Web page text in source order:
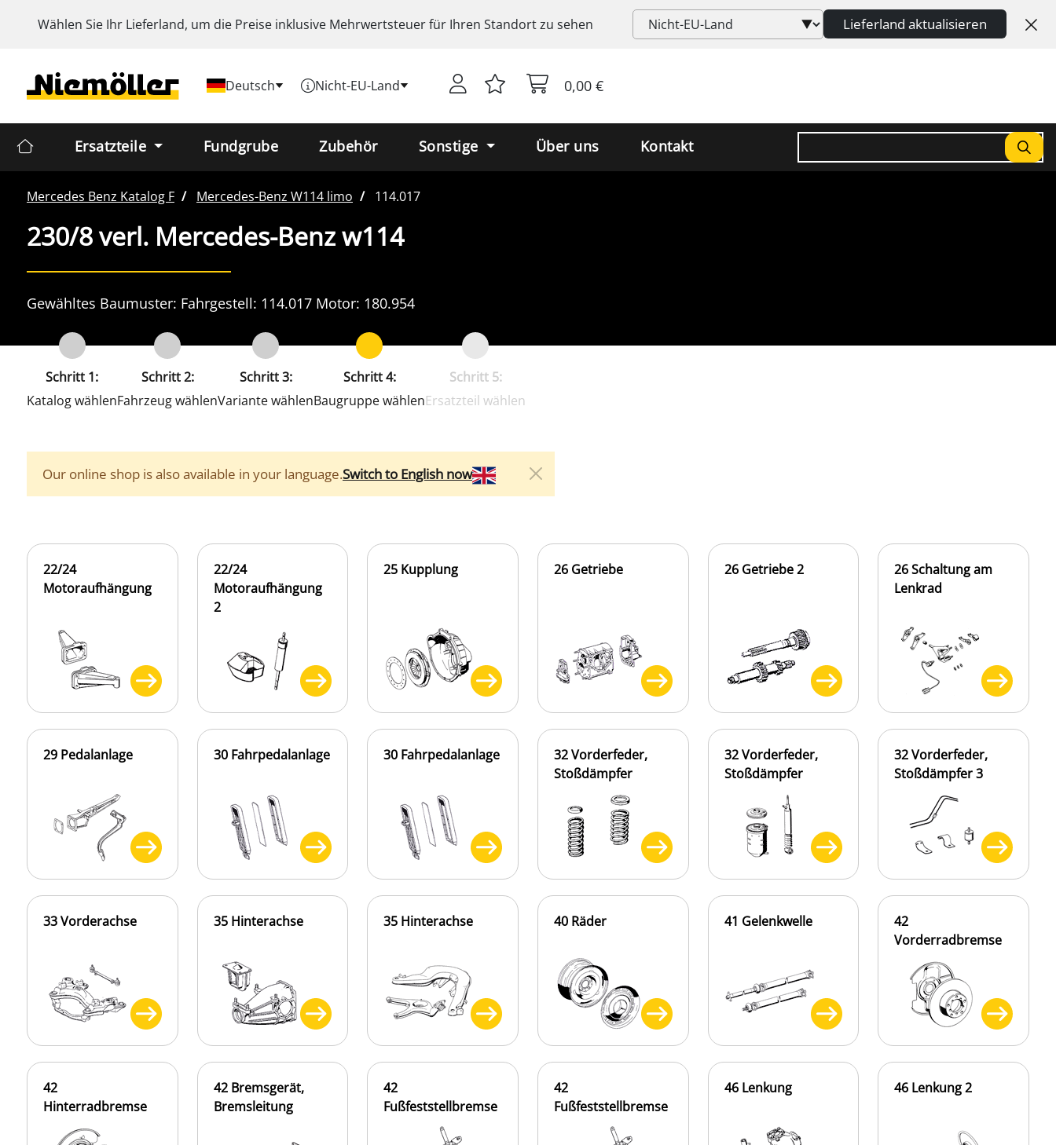
Wählen Sie Ihr Lieferland, um die Preise inklusive Mehrwertsteuerfür Ihren Standort zu sehen Lieferland aktualisieren
Deutsch Nicht-EU-Land 0,00 €
Ersatzteile Fundgrube Zubehör Sonstige Über uns Kontakt
Mercedes Benz Katalog F Mercedes-Benz W114 limo 114.017
230/8 verl. Mercedes-Benz w114
Gewähltes Baumuster: Fahrgestell: 114.017 Motor: 180.954
Schritt 1:
Katalog wählen
Schritt 2:
Fahrzeug wählen
Schritt 3:
Variante wählen
Schritt 4:
Baugruppe wählen
Schritt 5:
Ersatzteil wählen
Our online shop is also available in your language.Switch to English now
22/24
Motoraufhängung
22/24
Motoraufhängung
2
25 Kupplung 26 Getriebe 26 Getriebe 2
26 Schaltung am
Lenkrad
29 Pedalanlage 30 Fahrpedalanlage 30 Fahrpedalanlage
32 Vorderfeder,
Stoßdämpfer
32 Vorderfeder,
Stoßdämpfer
32 Vorderfeder,
Stoßdämpfer 3
33 Vorderachse 35 Hinterachse 35 Hinterachse 40 Räder 41 Gelenkwelle
42
Vorderradbremse
42
Hinterradbremse
42 Bremsgerät,
Bremsleitung
42
Fußfeststellbremse
42
Fußfeststellbremse
46 Lenkung 46 Lenkung 2